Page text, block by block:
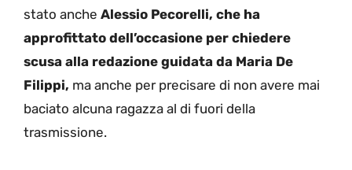
stato anche Alessio Pecorelli, che ha
approfittato dell’occasione per chiedere
scusa alla redazione guidata da Maria De
Filippi, ma anche per precisare di non avere mai
baciato alcuna ragazza al di fuori della
trasmissione.